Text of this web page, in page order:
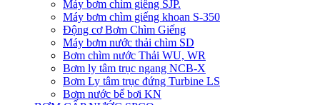
Máy bơm chìm giếng SJP.
Máy bơm chìm giếng khoan S-350
Động cơ Bơm Chìm Giếng
​Máy bơm nước thải chìm SD
Bơm chìm nước Thải WU, WR
Bơm ly tâm trục ngang NCB-X
Bơm Ly tâm trục đứng Turbine LS
Bơm nước bể bơi KN